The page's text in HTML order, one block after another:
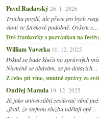
Pavel Raclavský 26. 1. 2026
Trochu pozdě, ale přece jen bych
vloni ve Strekově podobně. Ovšem z…
Dvě frankovky s pozvánkou na
William Vaverka 10. 12. 2025
Pokud se bude klučit na správných
Nicméně se obávám, že po dotacích…
Z čeho pít víno, smutné zprávy ze
Ondřej Marada 10. 12. 2025
Já jako univerzální zesilovač vůně
zjistil, že stejnou službu udělají opě…